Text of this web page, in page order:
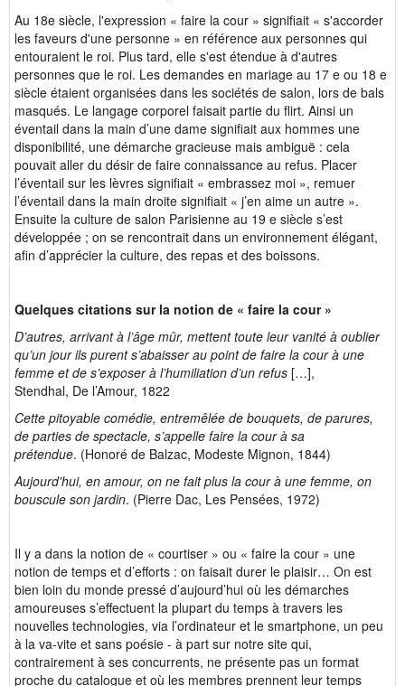
Au 18e siècle, l'expression « faire la cour » signifiait « s'accorder
les faveurs d'une personne » en référence aux personnes qui
entouraient le roi. Plus tard, elle s'est étendue à d'autres
personnes que le roi. Les demandes en mariage au 17 e ou 18 e
siècle étaient organisées dans les sociétés de salon, lors de bals
masqués. Le langage corporel faisait partie du flirt. Ainsi un
éventail dans la main d’une dame signifiait aux hommes une
disponibilité, une démarche gracieuse mais ambiguë : cela
pouvait aller du désir de faire connaissance au refus. Placer
l’éventail sur les lèvres signifiait « embrassez moi », remuer
l’éventail dans la main droite signifiait « j’en aime un autre ».
Ensuite la culture de salon Parisienne au 19 e siècle s’est
développée ; on se rencontrait dans un environnement élégant,
afin d’apprécier la culture, des repas et des boissons.
Quelques citations sur la notion de « faire la cour »
D’autres, arrivant à l’âge mûr, mettent toute leur vanité à oublier
qu’un jour ils purent s’abaisser au point de faire la cour à une
femme et de s’exposer à l’humiliation d’un refus […],
Stendhal, De l’Amour, 1822
Cette pitoyable comédie, entremêlée de bouquets, de parures,
de parties de spectacle, s’appelle faire la cour à sa
prétendue. (Honoré de Balzac, Modeste Mignon, 1844)
Aujourd'hui, en amour, on ne fait plus la cour à une femme, on
bouscule son jardin. (Pierre Dac, Les Pensées, 1972)
Il y a dans la notion de « courtiser » ou « faire la cour » une
notion de temps et d’efforts : on faisait durer le plaisir… On est
bien loin du monde pressé d’aujourd’hui où les démarches
amoureuses s’effectuent la plupart du temps à travers les
nouvelles technologies, via l’ordinateur et le smartphone, un peu
à la va-vite et sans poésie - à part sur notre site qui,
contrairement à ses concurrents, ne présente pas un format
proche du catalogue et où les membres prennent leur temps